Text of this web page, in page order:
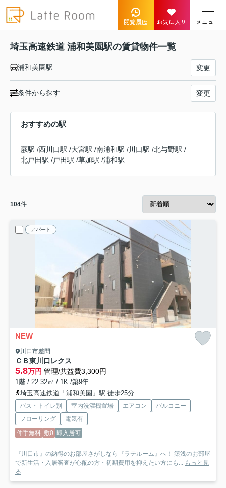
閲覧履歴 お気に入り メニュー
埼玉高速鉄道 浦和美園駅の賃貸物件一覧
浦和美園駅 変更
条件から探す 変更
おすすめの駅
蕨駅 /西川口駅 /大宮駅 /南浦和駅 /川口駅 /北与野駅 /
北戸田駅 /戸田駅 /草加駅 /浦和駅
104件
アパート
NEW
川口市差間
ＣＢ東川口レクス
5.8万円 管理/共益費3,300円
1階 / 22.32㎡ / 1K /築9年
埼玉高速鉄道「浦和美園」駅 徒歩25分
バス・トイレ別 室内洗濯機置場 エアコン
バルコニー
フローリング
電気有
仲手無料 敷0 即入居可
『川口市』の納得のお部屋さがしなら『ラテルーム』へ！ 築浅のお部屋
で新生活・入居審査が心配の方・初期費用を抑えたい方にも...
もっと見
る